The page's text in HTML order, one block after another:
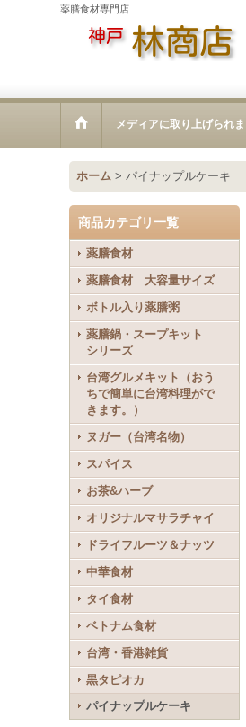
薬膳食材専門店
メディアに取り上げられ
ホーム > パイナップルケーキ
商品カテゴリ一覧
薬膳食材
薬膳食材 大容量サイズ
ボトル入り薬膳粥
薬膳鍋・スープキット
シリーズ
台湾グルメキット（おう
ちで簡単に台湾料理がで
きます。）
ヌガー（台湾名物）
スパイス
お茶&ハーブ
オリジナルマサラチャイ
ドライフルーツ＆ナッツ
中華食材
タイ食材
ベトナム食材
台湾・香港雑貨
黒タピオカ
パイナップルケーキ